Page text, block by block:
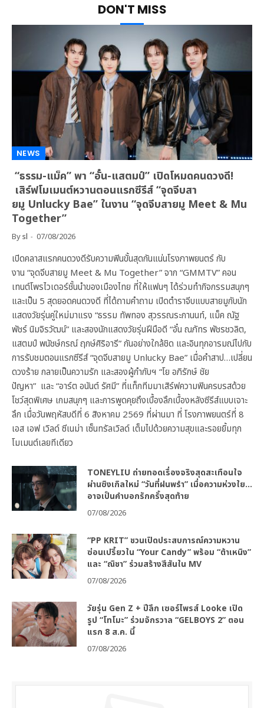
DON'T MISS
NEWS
“ธรรม-แม็ค” พา “อั๋น-แสตมป์” เปิดโหมดคนดวงดี!
เสิร์ฟโมเมนต์หวานตอนแรกซีรีส์ “จุดจีบสา
ยมู Unlucky Bae” ในงาน “จุดจีบสายมู Meet & Mu
Together”
Bysl 07/08/2026
เปิดคลาสแรกคนดวงดีรับความฟินขั้นสุดกันแน่นโรงภาพยนตร์ กับ
งาน “จุดจีบสายมู Meet & Mu Together” จาก “GMMTV” คอน
เทนต์โพรไวเดอร์ชั้นนำของเมืองไทย ที่ให้แฟนๆ ได้ร่วมทำกิจกรรมสนุกๆ
และเป็น 5 สุดยอดคนดวงดี ที่ได้ถามคำถาม เปิดตำราจีบแบบสายมูกับนัก
แสดงวัยรุ่นคู่ใหม่มาแรง “ธรรม ทัพทอง สุวรรณระกานนท์, แม็ค ณัฐ
พัชร์ นิมจิรวัฒน์” และสองนักแสดงวัยรุ่นฝีมือดี “อั๋น ณภัทร พัชรชวลิต,
แสตมป์ พนัชษ์กรณ์ ฤกษ์ศิริอารี” กันอย่างใกล้ชิด และอินทุกอารมณ์ไปกับ
การรับชมตอนแรกซีรีส์ “จุดจีบสายมู Unlucky Bae” เมื่อคำสาป…เปลี่ยน
ดวงร้าย กลายเป็นความรัก และสองผู้กำกับฯ “โย อภิรักษ์ ชัย
ปัญหา” และ “อาร์ต อนันต์ รัศมี” ที่แท็กทีมมาเสิร์ฟความฟินครบรสด้วย
โชว์สุดพิเศษ เกมสนุกๆ และการพูดคุยถึงเบื้องลึกเบื้องหลังซีรีส์แบบเจาะ
ลึก เมื่อวันพฤหัสบดีที่ 6 สิงหาคม 2569 ที่ผ่านมา ที่ โรงภาพยนตร์ที่ 8
เอส เอฟ เวิลด์ ซีเนม่า เซ็นทรัลเวิลด์ เต็มไปด้วยความสุขและรอยยิ้มทุก
โมเมนต์เลยทีเดียว
TONEYLIU ถ่ายทอดเรื่องจริงสุดสะเทือนใจ
ผ่านซิงเกิลใหม่ “วันที่ฝนพรำ” เมื่อความห่วงใย…
อาจเป็นคำบอกรักครั้งสุดท้าย
07/08/2026
“PP KRIT” ชวนเปิดประสบการณ์ความหวาน
ซ่อนเปรี้ยวใน “Your Candy” พร้อม “ต้าเหนิง”
และ “ณิชา” ร่วมสร้างสีสันใน MV
07/08/2026
วัยรุ่น Gen Z + ปีลึก เซอร์ไพรส์ Looke เปิด
รูป “โทโมะ” ร่วมจักรวาล “GELBOYS 2” ตอน
แรก 8 ส.ค. นี้
07/08/2026